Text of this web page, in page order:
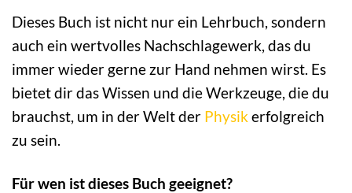
Dieses Buch ist nicht nur ein Lehrbuch, sondern
auch ein wertvolles Nachschlagewerk, das du
immer wieder gerne zur Hand nehmen wirst. Es
bietet dir das Wissen und die Werkzeuge, die du
brauchst, um in der Welt der Physikerfolgreich
zu sein.
Für wen ist dieses Buch geeignet?